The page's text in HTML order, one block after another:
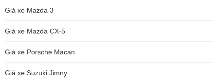
Giá xe Mazda 3
Giá xe Mazda CX-5
Giá xe Porsche Macan
Giá xe Suzuki Jimny